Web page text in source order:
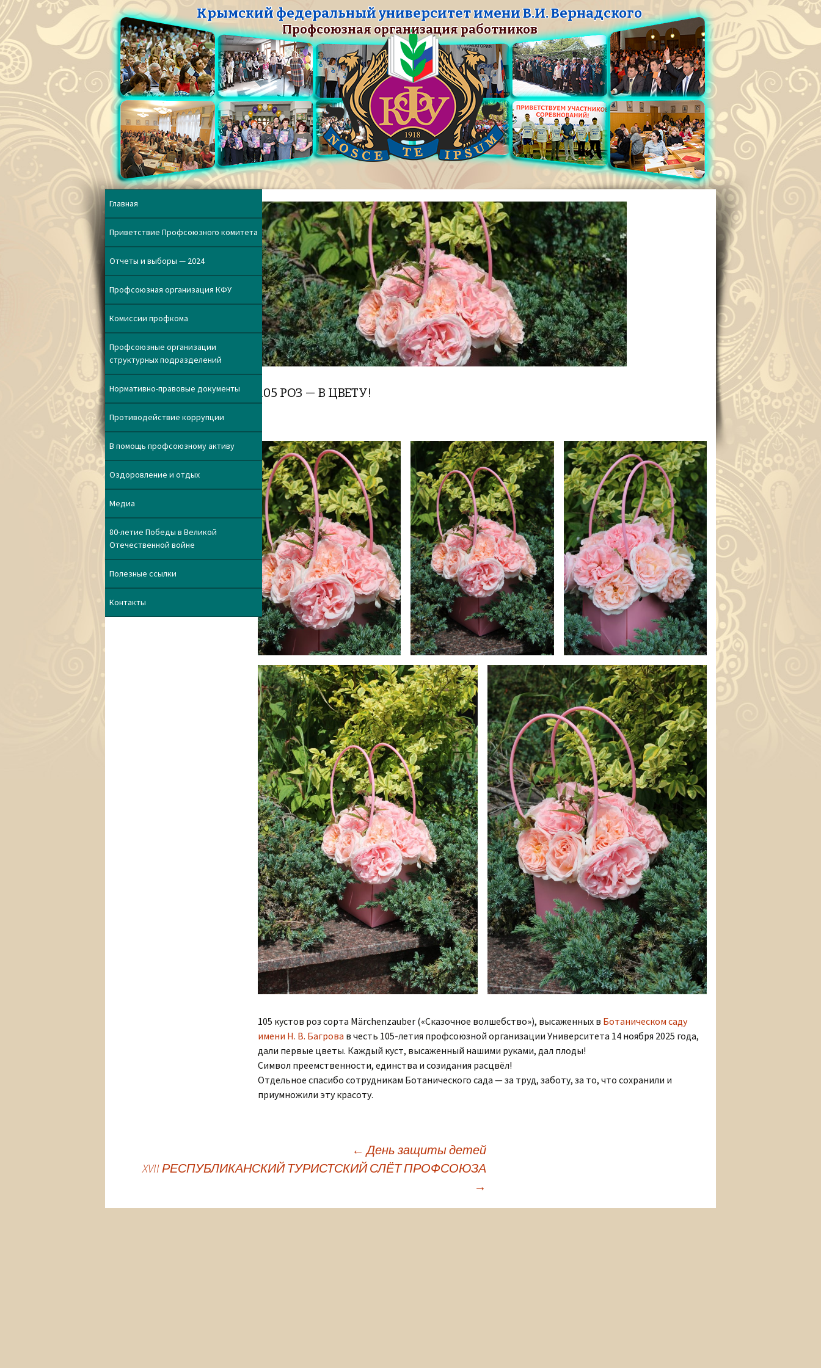
Крымский федеральный университет имени В.И. Вернадского
Профсоюзная организация работников
105 РОЗ — В ЦВЕТУ!
105 кустов роз сорта Märchenzauber («Сказочное волшебство»), высаженных в Ботаническом саду
имени Н. В. Багрова в честь 105-летия профсоюзной организации Университета 14 ноября 2025 года,
дали первые цветы. Каждый куст, высаженный нашими руками, дал плоды!
Символ преемственности, единства и созидания расцвёл!
Отдельное спасибо сотрудникам Ботанического сада — за труд, заботу, за то, что сохранили и
приумножили эту красоту.
Навигация
по
← День защиты детей
XVII РЕСПУБЛИКАНСКИЙ ТУРИСТСКИЙ СЛЁТ ПРОФСОЮЗА
→
Главная
Приветствие Профсоюзного комитета
Отчеты и выборы — 2024
Профсоюзная организация КФУ
Комиссии профкома
Профсоюзные организации
структурных подразделений
Нормативно-правовые документы
Противодействие коррупции
В помощь профсоюзному активу
Оздоровление и отдых
Медиа
80-летие Победы в Великой
Отечественной войне
Полезные ссылки
Контакты